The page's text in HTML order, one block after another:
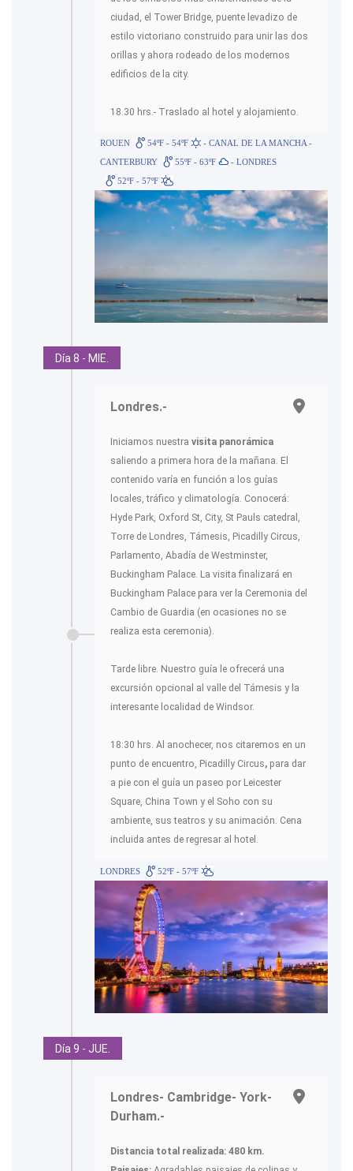
ciudad, el Tower Bridge, puente levadizo de
estilo victoriano construido para unir las dos
orillas y ahora rodeado de los modernos
edificios de la city.
18.30 hrs.- Traslado al hotel y alojamiento.
ROUEN 54ºF - 54ºF
- CANAL DE LA MANCHA -
CANTERBURY
55ºF - 63ºF
- LONDRES
52ºF - 57ºF
Día 8 - MIE.
Londres.-
Iniciamos nuestra visita panorámica
saliendo a primera hora de la mañana. El
contenido varía en función a los guías
locales, tráfico y climatología. Conocerá:
Hyde Park, Oxford St, City, St Pauls catedral,
Torre de Londres, Támesis, Picadilly Circus,
Parlamento, Abadía de Westminster,
Buckingham Palace. La visita finalizará en
Buckingham Palace para ver la Ceremonia del
Cambio de Guardia (en ocasiones no se
realiza esta ceremonia).
Tarde libre. Nuestro guía le ofrecerá una
excursión opcional al valle del Támesis y la
interesante localidad de Windsor.
18:30 hrs. Al anochecer, nos citaremos en un
punto de encuentro, Picadilly Circus, para dar
a pie con el guía un paseo por Leicester
Square, China Town y el Soho con su
ambiente, sus teatros y su animación. Cena
incluida antes de regresar al hotel.
LONDRES 52ºF - 57ºF
Día 9 - JUE.
Londres- Cambridge- York-
Durham.-
Distancia total realizada: 480 km.